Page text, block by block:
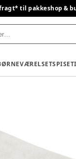
til pakkeshop &